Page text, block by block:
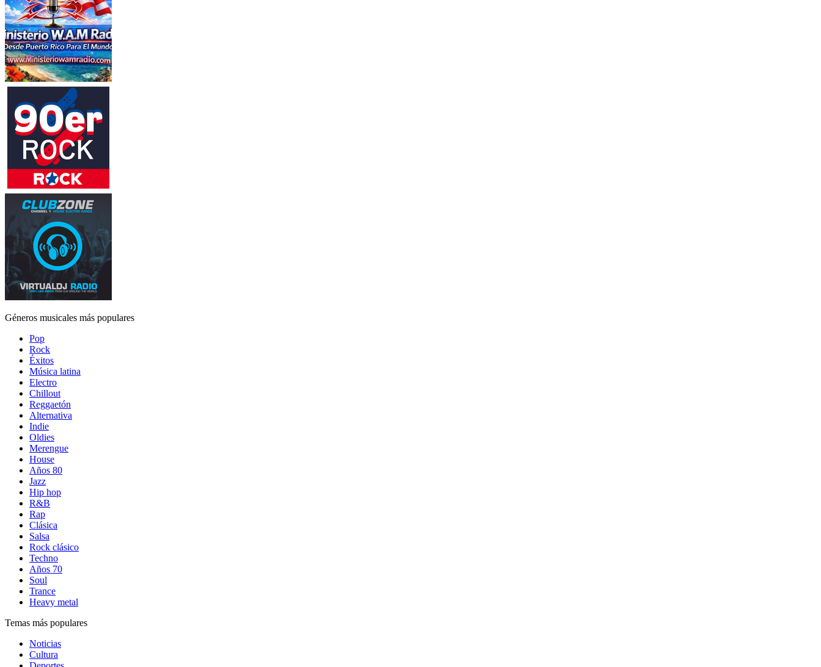
Géneros musicales más populares
Pop
Rock
Éxitos
Música latina
Electro
Chillout
Reggaetón
Alternativa
Indie
Oldies
Merengue
House
Años 80
Jazz
Hip hop
R&B
Rap
Clásica
Salsa
Rock clásico
Techno
Años 70
Soul
Trance
Heavy metal
Temas más populares
Noticias
Cultura